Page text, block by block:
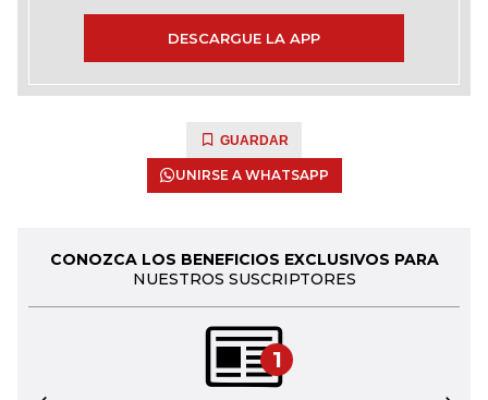
DESCARGUE LA APP
GUARDAR
UNIRSE A WHATSAPP
CONOZCA LOS BENEFICIOS EXCLUSIVOS PARA
NUESTROS SUSCRIPTORES
1